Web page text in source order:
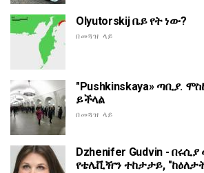
Olyutorskij ቤይ የት ነው?
በመጓዝ ላይ
"Pushkinskaya» ጣቢያ.
ይችላል
በመጓዝ ላይ
Dzhenifer Gudvin -
የቴሌቪዥን ተከታታይ,